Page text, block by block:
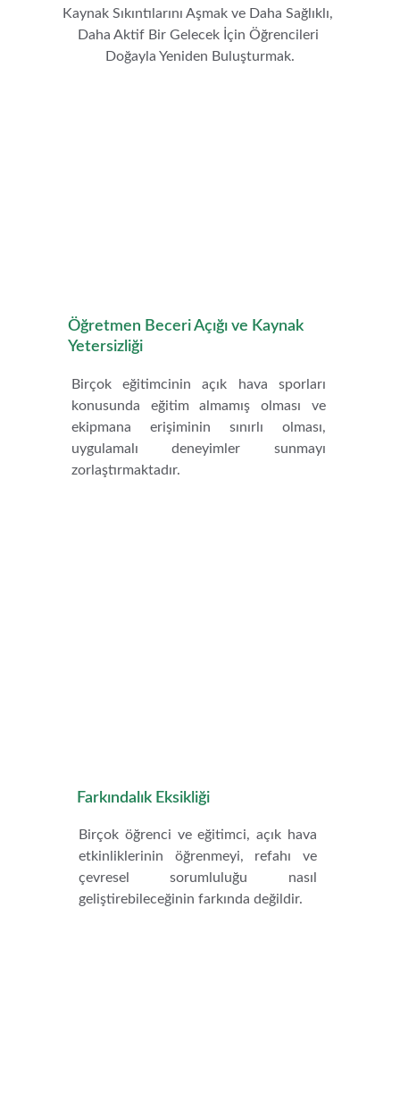
Kaynak Sıkıntılarını Aşmak ve Daha Sağlıklı,
Daha Aktif Bir Gelecek İçin Öğrencileri
Doğayla Yeniden Buluşturmak.
Öğretmen Beceri Açığı ve Kaynak
Yetersizliği
Birçok eğitimcinin açık hava sporları
konusunda eğitim almamış olması ve
ekipmana erişiminin sınırlı olması,
uygulamalı deneyimler sunmayı
zorlaştırmaktadır.
Farkındalık Eksikliği
Birçok öğrenci ve eğitimci, açık hava
etkinliklerinin öğrenmeyi, refahı ve
çevresel sorumluluğu nasıl
geliştirebileceğinin farkında değildir.